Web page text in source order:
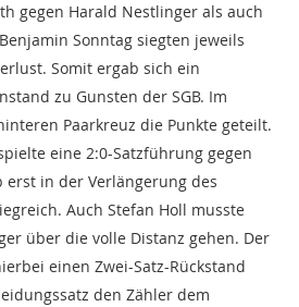
gegen Harald Nestlinger als auch
Sonntag siegten jeweils
Somit ergab sich ein
zu Gunsten der SGB. Im
Paarkreuz die Punkte geteilt.
eine 2:0-Satzführung gegen
in der Verlängerung des
Auch Stefan Holl musste
über die volle Distanz gehen. Der
einen Zwei-Satz-Rückstand
den Zähler dem